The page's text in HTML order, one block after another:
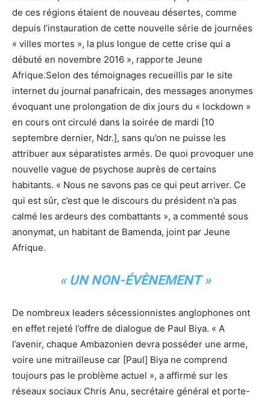
de ces régions étaient de nouveau désertes, comme
depuis l’instauration de cette nouvelle série de journées
« villes mortes », la plus longue de cette crise qui a
débuté en novembre 2016 », rapporte Jeune
Afrique.Selon des témoignages recueillis par le site
internet du journal panafricain, des messages anonymes
évoquant une prolongation de dix jours du « lockdown »
en cours ont circulé dans la soirée de mardi [10
septembre dernier, Ndr.], sans qu’on ne puisse les
attribuer aux séparatistes armés. De quoi provoquer une
nouvelle vague de psychose auprès de certains
habitants. « Nous ne savons pas ce qui peut arriver. Ce
qui est sûr, c’est que le discours du président n’a pas
calmé les ardeurs des combattants », a commenté sous
anonymat, un habitant de Bamenda, joint par Jeune
Afrique.
« UN NON-ÉVÈNEMENT »
De nombreux leaders sécessionnistes anglophones ont
en effet rejeté l’offre de dialogue de Paul Biya. « A
l’avenir, chaque Ambazonien devra posséder une arme,
voire une mitrailleuse car [Paul] Biya ne comprend
toujours pas le problème actuel », a affirmé sur les
réseaux sociaux Chris Anu, secrétaire général et porte-